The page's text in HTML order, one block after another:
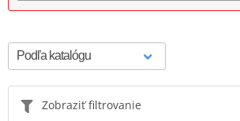
Zobraziť filtrovanie